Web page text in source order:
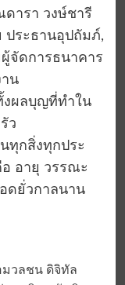
ารา วงษ์ชารี
ประธานอุปถัมภ์,
จัดการธนาคาร
น
ผลบุญที่ทำใน
ว
ทุกสิ่งทุกประ
อายุ วรรณะ
ดยั่วกาลนาน
วลชน ดิจิทัล